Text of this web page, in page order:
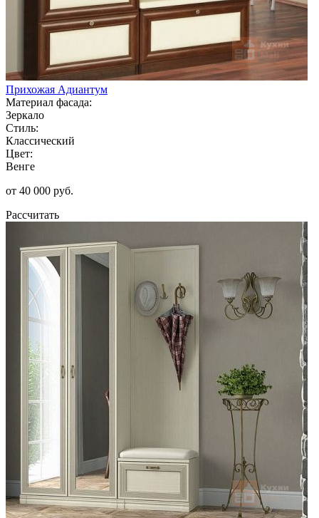
Прихожая Адиантум
Материал фасада:
Зеркало
Стиль:
Классический
Цвет:
Венге
от 40 000 руб.
Рассчитать